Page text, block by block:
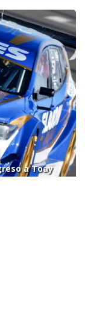
a Toay